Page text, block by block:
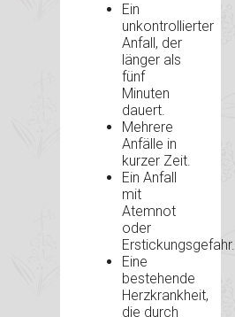
Ein
unkontrollierter
Anfall, der
länger als
fünf
Minuten
dauert.
Mehrere
Anfälle in
kurzer Zeit.
Ein Anfall
mit
Atemnot
oder
Erstickungsgefahr.
Eine
bestehende
Herzkrankheit,
die durch